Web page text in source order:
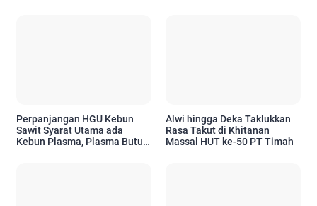
Perpanjangan HGU Kebun
Sawit Syarat Utama ada
Kebun Plasma, Plasma Butuh
Alwi hingga Deka Taklukkan
Rasa Takut di Khitanan
Massal HUT ke-50 PT Timah